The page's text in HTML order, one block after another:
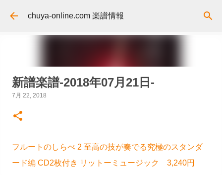
スキップしてメイン コンテンツに移動
chuya-online.com 楽譜情報
新譜楽譜-2018年07月21日-
7月 22, 2018
フルートのしらべ 2 至高の技が奏でる究極のスタンダ
ード編 CD2枚付き リットーミュージック 3,240円